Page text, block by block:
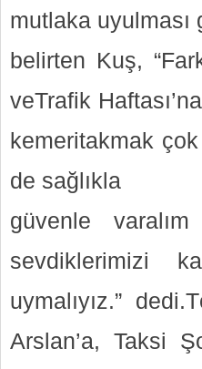
mutlaka uyulması
belirten Kuş,
veTrafik
kemeritakmak
de sağlıkla
güvenle
sevdiklerimizi
uymalıyız.”
Arslan’a, Taksi